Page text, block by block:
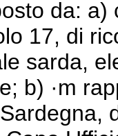
da:
17, di
sarda,
b) ·m